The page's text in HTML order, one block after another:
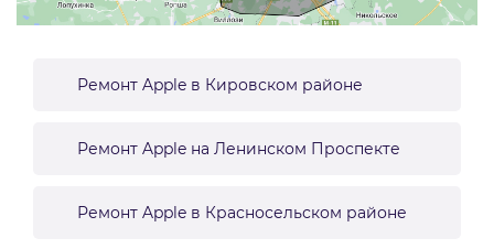
Ремонт Apple в Кировском районе
Ремонт Apple на Ленинском Проспекте
Ремонт Apple в Красносельском районе